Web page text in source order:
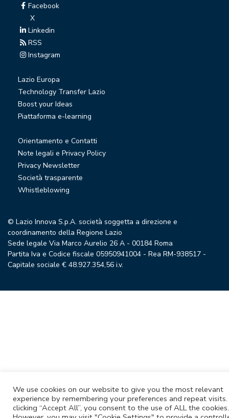
Facebook
X
Linkedin
RSS
Instagram
Lazio Europa
Technology Transfer Lazio
Boost your Ideas
Piattaforma e-learning
Orientamento e Contatti
Note legali e Privacy Policy
Privacy Newsletter
Società trasparente
Whistleblowing
© Lazio Innova S.p.A. società soggetta a direzione e
coordinamento della Regione Lazio
Sede legale Via Marco Aurelio 26 A - 00184 Roma
Partita Iva e Codice fiscale 05950941004 - Rea RM-938517 -
Capitale sociale € 48.927.354,56 i.v.
We use cookies on our website to give you the most relevant
experience by remembering your preferences and repeat
clicking “Accept All”, you consent to the use of ALL the cookies.